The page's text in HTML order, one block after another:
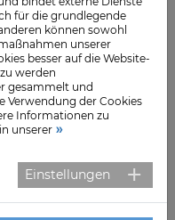
Aufhebung der
Rehabilitation
deutliche
schaffen
zeigen
an die
erforderliche
aufzunehmen.
für die grundlegende
können sowohl
unserer
besser auf die Website-
werden
gesammelt und
Verwendung der Cookies
Informationen zu
unserer
Einstellungen